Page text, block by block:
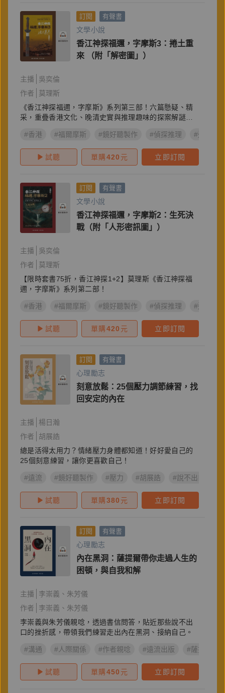
訂閱 有聲書
文學小說
香江神探福邇，字摩斯3：捲土重
來 （附「解密圖」）
主播
吳奕倫
作者
莫理斯
《香江神探福邇，字摩斯》系列第三部！六篇懸疑、精
采，重疊香港文化、晚清史實與推理趣味的探案解謎小
#香港
#福爾摩斯 #鏡好聽製作 #偵探推理 #遠流出
試聽 單購420 元 立即訂閱
訂閱 有聲書
文學小說
香江神探福邇，字摩斯2：生死決
戰（附「人形密訊圖」）
主播
吳奕倫
作者
莫理斯
【限時套書75折，香江神探1+2】莫理斯《香江神探福
邇，字摩斯》系列第二部！
#香港 #福爾摩斯 #鏡好聽製作 #偵探推理 #遠流出
試聽 單購420 元 立即訂閱
訂閱 有聲書
心理勵志
刻意放鬆：25個壓力調節練習，找
回安定的內在
主播
楊日瀚
作者
胡展誥
總是活得太用力？情緒壓力身體都知道！好好愛自己的
25個刻意練習，讓你更喜歡自己！
#遠流 #鏡好聽製作 #壓力 #胡展誥 #說不出口的，
試聽 單購380 元 立即訂閱
訂閱 有聲書
心理勵志
內在黑洞：薩提爾帶你走過人生的
困頓，與自我和解
主播 李崇義
朱芳儀
作者
李崇義
朱芳儀
李崇義與朱芳儀親唸，透過書信問答，貼近那些說不出
口的挫折感，帶領我們練習走出內在黑洞、接納自己。
#溝通 #人際關係 #作者親唸 #遠流出版 #薩提爾
試聽 單購450 元 立即訂閱